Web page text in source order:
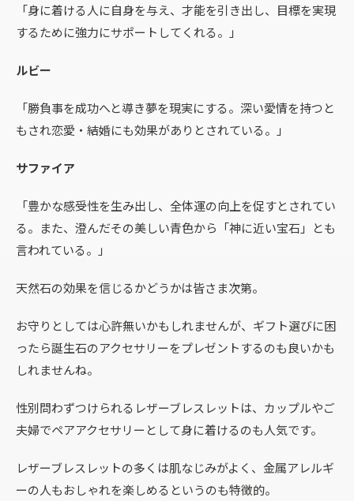
「身に着ける人に自身を与え、才能を引き出し、目標を実現
するために強力にサポートしてくれる。」
ルビー
「勝負事を成功へと導き夢を現実にする。深い愛情を持つと
もされ恋愛・結婚にも効果がありとされている。」
サファイア
「豊かな感受性を生み出し、全体運の向上を促すとされてい
る。また、澄んだその美しい青色から「神に近い宝石」とも
言われている。」
天然石の効果を信じるかどうかは皆さま次第。
お守りとしては心許無いかもしれませんが、ギフト選びに困
ったら誕生石のアクセサリーをプレゼントするのも良いかも
しれませんね。
性別問わずつけられるレザーブレスレットは、カップルやご
夫婦でペアアクセサリーとして身に着けるのも人気です。
レザーブレスレットの多くは肌なじみがよく、金属アレルギ
ーの人もおしゃれを楽しめるというのも特徴的。